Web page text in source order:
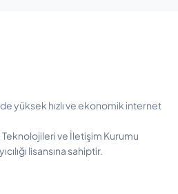
yüksek hızlı ve ekonomik internet
Teknolojileri ve İletişim Kurumu
lisansına sahiptir.